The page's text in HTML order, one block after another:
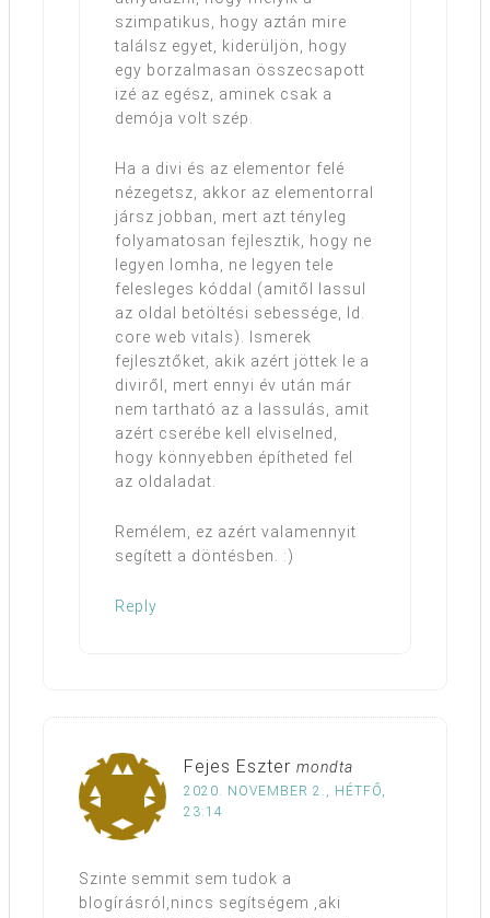
szimpatikus, hogy aztán mire
találsz egyet, kiderüljön, hogy
egy borzalmasan összecsapott
izé az egész, aminek csak a
demója volt szép.
Ha a divi és az elementor felé
nézegetsz, akkor az elementorral
jársz jobban, mert azt tényleg
folyamatosan fejlesztik, hogy ne
legyen lomha, ne legyen tele
felesleges kóddal (amitől lassul
az oldal betöltési sebessége, ld.
core web vitals). Ismerek
fejlesztőket, akik azért jöttek le a
diviről, mert ennyi év után már
nem tartható az a lassulás, amit
azért cserébe kell elviselned,
hogy könnyebben építheted fel
az oldaladat.
Remélem, ez azért valamennyit
segített a döntésben. :)
Reply
Fejes Eszter mondta
2020. NOVEMBER 2., HÉTFŐ,
23:14
Szinte semmit sem tudok a
blogírásról,nincs segítségem ,aki